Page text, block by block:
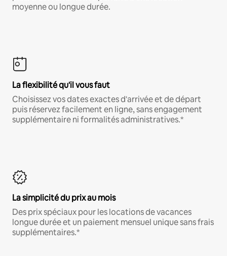
moyenne ou longue durée.
La flexibilité qu'il vous faut
Choisissez vos dates exactes d'arrivée et de départ
puis réservez facilement en ligne, sans engagement
supplémentaire ni formalités administratives.*
La simplicité du prix au mois
Des prix spéciaux pour les locations de vacances
longue durée et un paiement mensuel unique sans frais
supplémentaires.*